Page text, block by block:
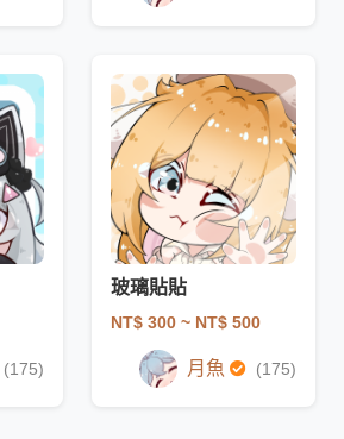
(175)
玻璃貼貼
NT$ 300 ~ NT$ 500
月魚 (175)